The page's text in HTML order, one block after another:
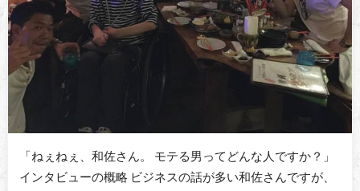
「ねぇねぇ、和佐さん。 モテる男ってどんな人ですか？」
インタビューの概略 ビジネスの話が多い和佐さんですが、